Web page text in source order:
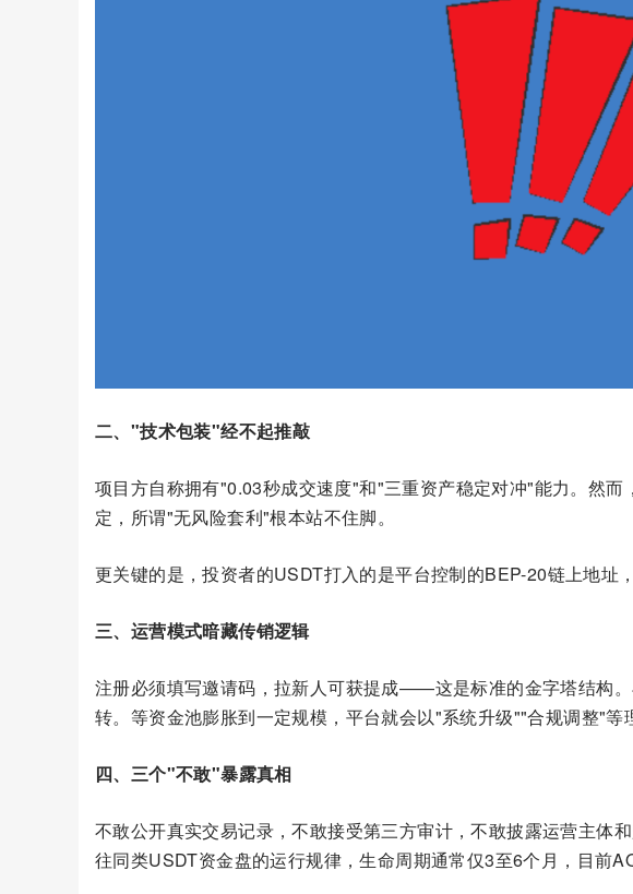
二、"技术包装"经不起推敲
项目方自称拥有"0.03秒成交速度"和"三重资产稳定对冲"能力。然
定，所谓"无风险套利"根本站不住脚。
更关键的是，投资者的USDT打入的是平台控制的BEP-20链上地址
三、运营模式暗藏传销逻辑
注册必须填写邀请码，拉新人可获提成——这是标准的金字塔结构
转。等资金池膨胀到一定规模，平台就会以"系统升级""合规调整"等
四、三个"不敢"暴露真相
不敢公开真实交易记录，不敢接受第三方审计，不敢披露运营主体
往同类USDT资金盘的运行规律，生命周期通常仅3至6个月，目前